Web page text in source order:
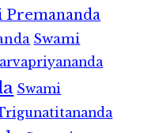
Premananda
Swami
Swami